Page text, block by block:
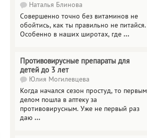
Наталья Блинова
Совершенно точно без витаминов не
обойтись, как ты правильно не питайся.
Особенно в наших широтах, где ...
Противовирусные препараты для
детей до 3 лет
Юлия Могилевцева
Когда начался сезон простуд, то первым
делом пошла в аптеку за
противовирусным. Уже не первый раз
даю ...